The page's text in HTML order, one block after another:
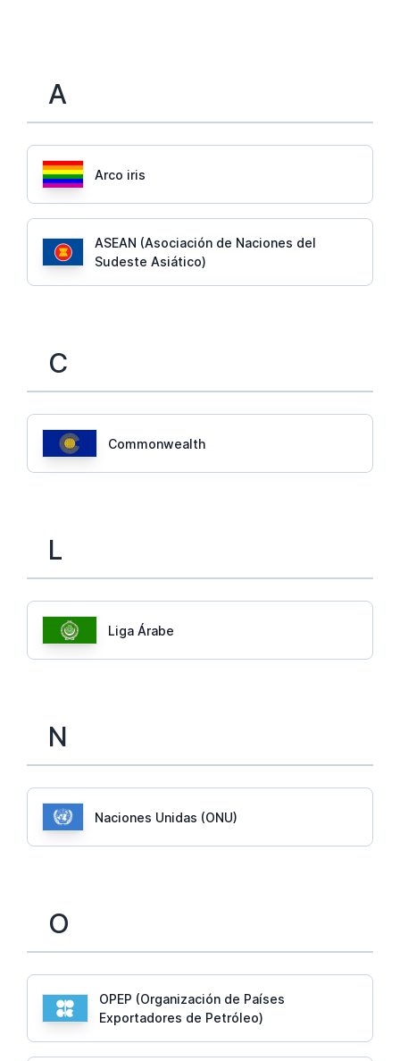
A
Arco iris
ASEAN (Asociación de Naciones del
Sudeste Asiático)
C
Commonwealth
L
Liga Árabe
N
Naciones Unidas (ONU)
O
OPEP (Organización de Países
Exportadores de Petróleo)